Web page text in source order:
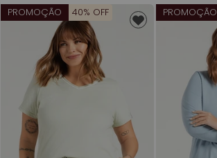
PROMOÇÃO 40% OFF PROMOÇÃO